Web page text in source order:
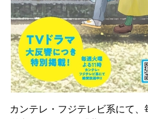
カンテレ・フジテレビ系にて